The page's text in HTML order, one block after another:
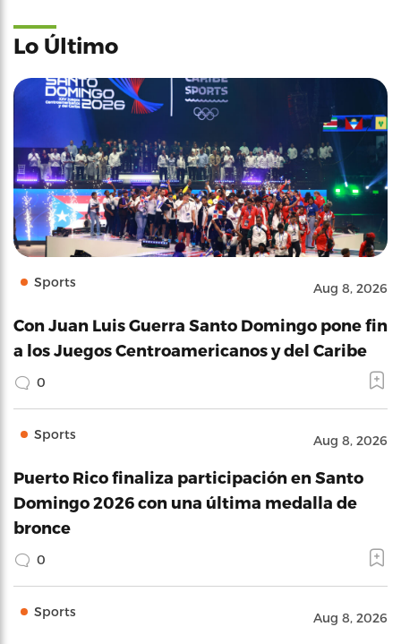
Lo Último
Sports Aug 8, 2026
Con Juan Luis Guerra Santo Domingo pone fin
a los Juegos Centroamericanos y del Caribe
0
Sports Aug 8, 2026
Puerto Rico finaliza participación en Santo
Domingo 2026 con una última medalla de
bronce
0
Sports Aug 8, 2026